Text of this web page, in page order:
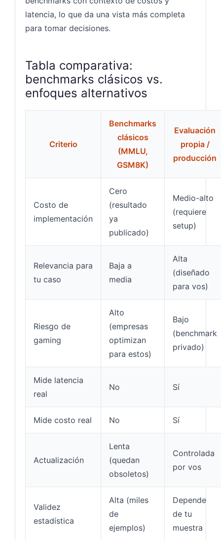
latencia, lo que da una vista más completa
para tomar decisiones.
Tabla comparativa:
benchmarks clásicos vs.
enfoques alternativos
Criterio
Benchmarks
clásicos
(MMLU,
GSM8K)
Evaluación
propia /
producción
Costo de
implementación
Cero
(resultado
ya
publicado)
Medio-alto
(requiere
setup)
Relevancia para
tu caso
Baja a
media
Alta
(diseñado
para vos)
Riesgo de
gaming
Alto
(empresas
optimizan
para estos)
Bajo
(benchmark
privado)
Mide latencia
real
No Sí
Mide costo real No Sí
Actualización
Lenta
(quedan
obsoletos)
Controlada
por vos
Validez
estadística
Alta (miles
de
ejemplos)
Depende
de tu
muestra